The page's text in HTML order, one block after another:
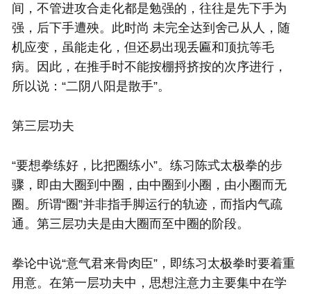
间，不管进攻合走化都是勉强的，往往是先下手为
强，后下手遭殃。此时尚 未完全达到舍己从人，随
机应变，虽能走化，但还易出现丢匾和顶抗等毛
病。因此，在推手时不能按棚捋挤按的次序进行，
所以说：“二阴八阳是散手”。
第三层功夫
“要想拳练好，比把圈练小”。练习陈式太极拳的步
骤，即由大圈到中圈，由中圈到小圈，由小圈而无
圈。所谓“圈”并非指手脚运行的轨迹，而指内气疏
通。第三层功夫是由大圈而至中圈的阶段。
拳论中说“意气君来骨肉臣”，即练习太极拳时要着重
用意。在第一层功夫中，思想注意力主要集中在学